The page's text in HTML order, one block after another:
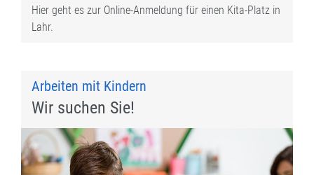
Hier geht es zur Online-Anmeldung für einen Kita-Platz in
Lahr.
Arbeiten mit Kindern
Wir suchen Sie!